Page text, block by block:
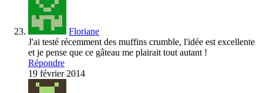
Floriane
J'ai testé récemment des muffins crumble, l'idée est excellente
et je pense que ce gâteau me plairait tout autant !
Répondre
19 février 2014